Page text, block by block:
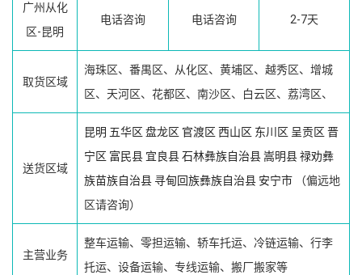
广州从化
区-昆明
电话咨询 电话咨询 2-7天
取货区域
海珠区、番禺区、从化区、黄埔区、越秀区、增城
区、天河区、花都区、南沙区、白云区、荔湾区、
送货区域
昆明 五华区 盘龙区 官渡区 西山区 东川区 呈贡区 晋
宁区 富民县 宜良县石林彝族自治县嵩明县禄劝彝
族苗族自治县 寻甸回族彝族自治县 安宁市 （偏远地
区请咨询）
主营业务
整车运输、零担运输、轿车托运、冷链运输、行李
托运、设备运输、专线运输、搬厂搬家等